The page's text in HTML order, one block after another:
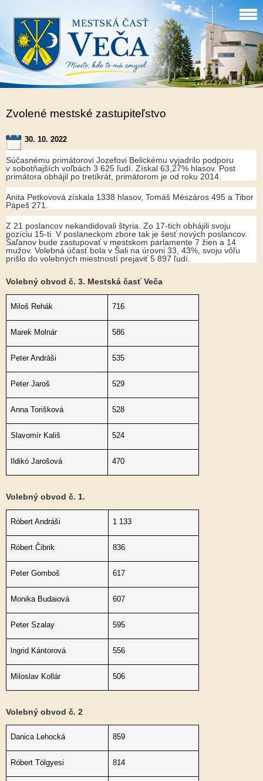
Zvolené mestské zastupiteľstvo
30. 10. 2022
Súčasnému primátorovi Jozefovi Belickému vyjadrilo podporu
v sobotňajších voľbách 3 625 ľudí. Získal 63,27% hlasov. Post
primátora obhájil po tretíkrát, primátorom je od roku 2014.
Anita Petkovová získala 1338 hlasov, Tomáš Mészáros 495 a Tibor
Pápeš 271.
Z 21 poslancov nekandidovali štyria. Zo 17-tich obhájili svoju
pozíciu 15-ti. V poslaneckom zbore tak je šesť nových poslancov.
Šaľanov bude zastupovať v mestskom parlamente 7 žien a 14
mužov. Volebná účasť bola v Šali na úrovni 33, 43%, svoju vôľu
prišlo do volebných miestností prejaviť 5 897 ľudí.
Volebný obvod č. 3. Mestská časť Veča
Miloš Rehák 716
Marek Molnár 586
Peter Andráši 535
Peter Jaroš 529
Anna Torišková 528
Slavomír Kališ 524
Ildikó Jarošová 470
Volebný obvod č. 1.
Róbert Andráši 1 133
Róbert Čibrik 836
Peter Gomboš 617
Monika Budaiová 607
Peter Szalay 595
lngrid Kántorová 556
Miloslav Kollár 506
Volebný obvod č. 2
Danica Lehocká 859
Róbert Tölgyesi 814